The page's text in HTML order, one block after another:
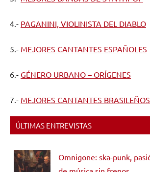
4.- PAGANINI, VIOLINISTA DEL DIABLO
5.- MEJORES CANTANTES ESPAÑOLES
6.- GÉNERO URBANO – ORÍGENES
7.- MEJORES CANTANTES BRASILEÑOS
ÚLTIMAS ENTREVISTAS
Omnigone: ska-punk,